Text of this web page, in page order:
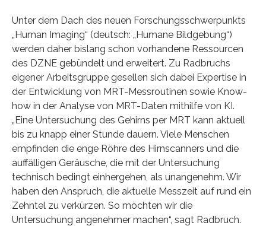
Unter dem Dach des neuen Forschungsschwerpunkts
„Human Imaging“ (deutsch: „Humane Bildgebung“)
werden daher bislang schon vorhandene Ressourcen
des DZNE gebündelt und erweitert. Zu Radbruchs
eigener Arbeitsgruppe gesellen sich dabei Expertise in
der Entwicklung von MRT-Messroutinen sowie Know-
how in der Analyse von MRT-Daten mithilfe von KI.
„Eine Untersuchung des Gehirns per MRT kann aktuell
bis zu knapp einer Stunde dauern. Viele Menschen
empfinden die enge Röhre des Hirnscanners und die
auffälligen Geräusche, die mit der Untersuchung
technisch bedingt einhergehen, als unangenehm. Wir
haben den Anspruch, die aktuelle Messzeit auf rund ein
Zehntel zu verkürzen. So möchten wir die
Untersuchung angenehmer machen“, sagt Radbruch.